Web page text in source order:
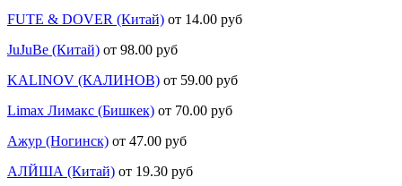
FUTE & DOVER (Китай) от 14.00 руб
JuJuBe (Китай) от 98.00 руб
KALINOV (КАЛИНОВ) от 59.00 руб
Limax Лимакс (Бишкек) от 70.00 руб
Ажур (Ногинск) от 47.00 руб
АЛЙША (Китай) от 19.30 руб